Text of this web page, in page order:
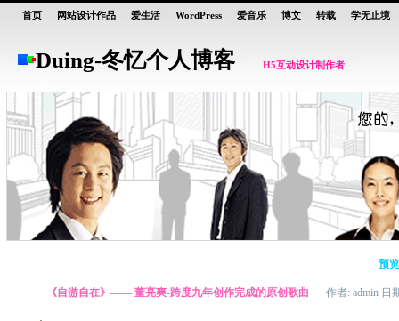
首页 网站设计作品 爱生活 WordPress 爱音乐 博文 转载 学无止境
Duing-冬忆个人博客 H5互动设计制作者
预
《自游自在》—— 董亮爽-跨度九年创作完成的原创歌曲 作者: admin 日